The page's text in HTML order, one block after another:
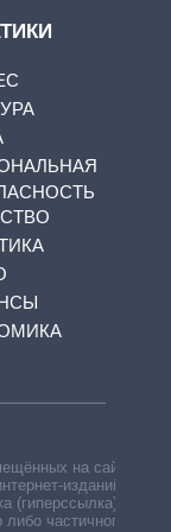
на сайте,
изданий —
(гиперссылка)
частичного